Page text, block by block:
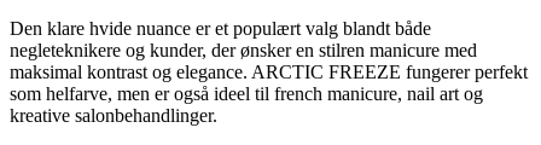
Den klare hvide nuance er et populært valg blandt både
negleteknikere og kunder, der ønsker en stilren manicure med
maksimal kontrast og elegance. ARCTIC FREEZE fungerer perfekt
som helfarve, men er også ideel til french manicure, nail art og
kreative salonbehandlinger.